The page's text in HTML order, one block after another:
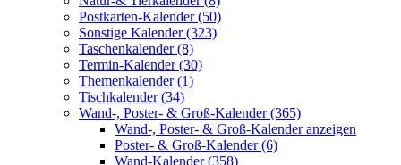
Postkarten-Kalender (50)
Sonstige Kalender (323)
Taschenkalender (8)
Termin-Kalender (30)
Themenkalender (1)
Tischkalender (34)
Wand-, Poster- & Groß-Kalender (365)
Wand-, Poster- & Groß-Kalender anzeigen
Poster- & Groß-Kalender (6)
Wand-Kalender (358)